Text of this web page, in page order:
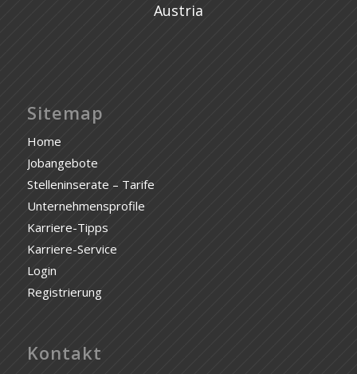
Austria
Sitemap
Home
Jobangebote
Stelleninserate – Tarife
Unternehmensprofile
Karriere-Tipps
Karriere-Service
Login
Registrierung
Kontakt